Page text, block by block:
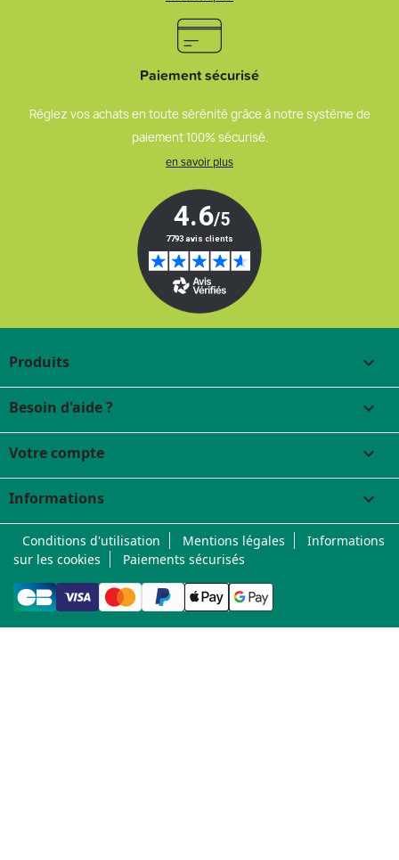
Paiement sécurisé
Réglez vos achats en toute sérénité grâce à notre système de
paiement 100% sécurisé.
en savoir plus
Produits 
Besoin d'aide ? 
Votre compte 
Informations keyboard_arrow_down
Conditions d'utilisation Mentions légales
Informations
sur les cookies
Paiements sécurisés